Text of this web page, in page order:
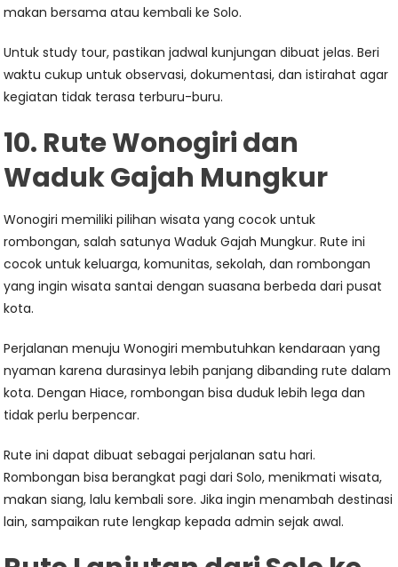
makan bersama atau kembali ke Solo.
Untuk study tour, pastikan jadwal kunjungan dibuat jelas. Beri
waktu cukup untuk observasi, dokumentasi, dan istirahat agar
kegiatan tidak terasa terburu-buru.
10. Rute Wonogiri dan
Waduk Gajah Mungkur
Wonogiri memiliki pilihan wisata yang cocok untuk
rombongan, salah satunya Waduk Gajah Mungkur. Rute ini
cocok untuk keluarga, komunitas, sekolah, dan rombongan
yang ingin wisata santai dengan suasana berbeda dari pusat
kota.
Perjalanan menuju Wonogiri membutuhkan kendaraan yang
nyaman karena durasinya lebih panjang dibanding rute dalam
kota. Dengan Hiace, rombongan bisa duduk lebih lega dan
tidak perlu berpencar.
Rute ini dapat dibuat sebagai perjalanan satu hari.
Rombongan bisa berangkat pagi dari Solo, menikmati wisata,
makan siang, lalu kembali sore. Jika ingin menambah destinasi
lain, sampaikan rute lengkap kepada admin sejak awal.